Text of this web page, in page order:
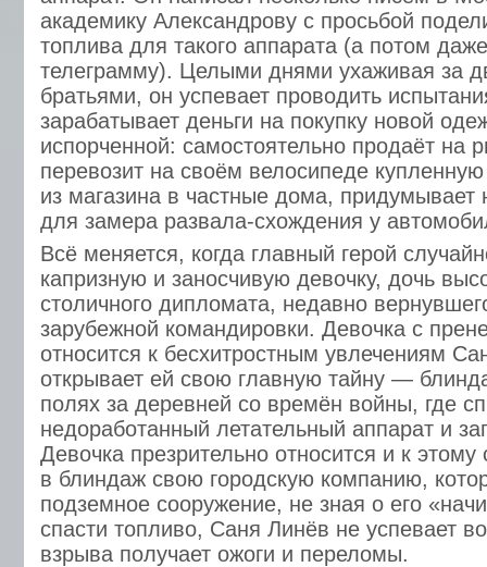
академику Александрову с просьбой
топлива для такого аппарата (а потом
телеграмму). Целыми днями ухаживая за
братьями, он успевает проводить
зарабатывает деньги на покупку новой
испорченной: самостоятельно продаёт на
перевозит на своём велосипеде
из магазина в частные дома,
для замера развала-схождения у
Всё меняется, когда главный герой
капризную и заносчивую девочку, дочь
столичного дипломата, недавно
зарубежной командировки. Девочка с
относится к бесхитростным увлечениям
открывает ей свою главную тайну —
полях за деревней со времён войны, где
недоработанный летательный аппарат и
Девочка презрительно относится и к
в блиндаж свою городскую компанию,
подземное сооружение, не зная о его
спасти топливо, Саня Линёв не успевает
взрыва получает ожоги и переломы.